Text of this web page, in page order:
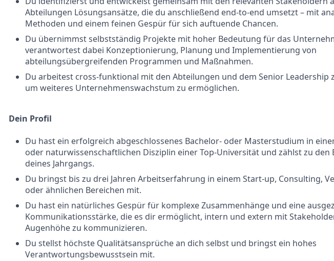
Abteilungen Lösungsansätze, die du anschließend end-to-end umsetzt – mit
Methoden und einem feinen Gespür für sich auftuende Chancen.
Du übernimmst selbstständig Projekte mit hoher Bedeutung für das
verantwortest dabei Konzeptionierung, Planung und Implementierung von
abteilungsübergreifenden Programmen und Maßnahmen.
Du arbeitest cross-funktional mit den Abteilungen und dem Senior Leadership
um weiteres Unternehmenswachstum zu ermöglichen.
Dein Profil
Du hast ein erfolgreich abgeschlossenes Bachelor- oder Masterstudium in
oder naturwissenschaftlichen Disziplin einer Top-Universität und zählst zu den
deines Jahrgangs.
Du bringst bis zu drei Jahren Arbeitserfahrung in einem Start-up, Consulting,
oder ähnlichen Bereichen mit.
Du hast ein natürliches Gespür für komplexe Zusammenhänge und eine
Kommunikationsstärke, die es dir ermöglicht, intern und extern mit
Augenhöhe zu kommunizieren.
Du stellst höchste Qualitätsansprüche an dich selbst und bringst ein hohes
Verantwortungsbewusstsein mit.